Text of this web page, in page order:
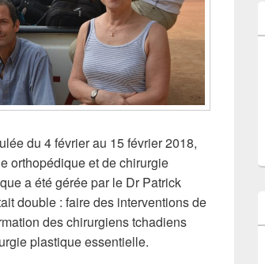
du 4 février au 15 février 2018,
orthopédique et de chirurgie
a été gérée par le Dr Patrick
double : faire des interventions de
des chirurgiens tchadiens
plastique essentielle.